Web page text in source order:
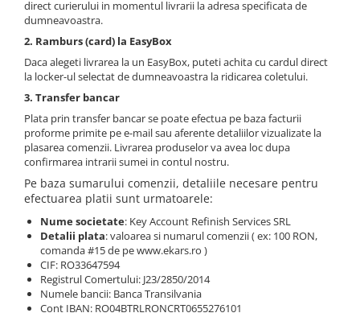
Protectie piele
Protectie vizuala
Vopsire
Sisteme si pahare PPS
Pahare de amestec
Curatare
Tinichigerie
direct curierului in momentul livrarii la adresa specificata de
dumneavoastra.
2. Ramburs (card) la EasyBox
Daca alegeti livrarea la un EasyBox, puteti achita cu cardul direct
la locker-ul selectat de dumneavoastra la ridicarea coletului.
3. Transfer bancar
Plata prin transfer bancar se poate efectua pe baza facturii
proforme primite pe e-mail sau aferente detaliilor vizualizate la
plasarea comenzii. Livrarea produselor va avea loc dupa
confirmarea intrarii sumei in contul nostru.
Pe baza sumarului comenzii, detaliile necesare pentru
efectuarea platii sunt urmatoarele:
Nume societate: Key Account Refinish Services SRL
Detalii plata: valoarea si numarul comenzii ( ex: 100 RON,
comanda #15 de pe www.ekars.ro )
CIF: RO33647594
Registrul Comertului: J23/2850/2014
Numele bancii: Banca Transilvania
Cont IBAN: RO04BTRLRONCRT0655276101